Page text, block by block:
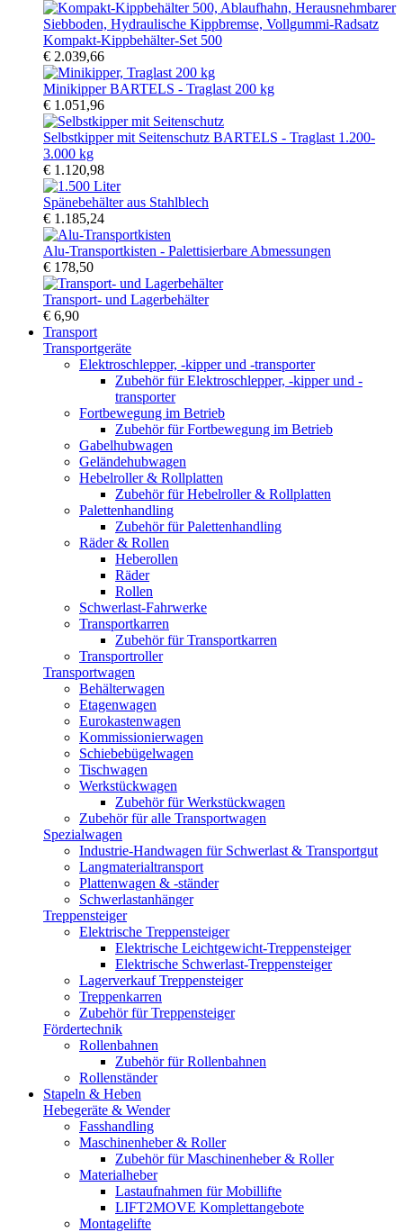
Kompakt-Kippbehälter-Set 500
€ 2.039,66
Minikipper BARTELS - Traglast 200 kg
€ 1.051,96
Selbstkipper mit Seitenschutz BARTELS - Traglast 1.200-
3.000 kg
€ 1.120,98
Spänebehälter aus Stahlblech
€ 1.185,24
Alu-Transportkisten - Palettisierbare Abmessungen
€ 178,50
Transport- und Lagerbehälter
€ 6,90
Transport
Transportgeräte
Elektroschlepper, -kipper und -transporter
Zubehör für Elektroschlepper, -kipper und -
transporter
Fortbewegung im Betrieb
Zubehör für Fortbewegung im Betrieb
Gabelhubwagen
Geländehubwagen
Hebelroller & Rollplatten
Zubehör für Hebelroller & Rollplatten
Palettenhandling
Zubehör für Palettenhandling
Räder & Rollen
Heberollen
Räder
Rollen
Schwerlast-Fahrwerke
Transportkarren
Zubehör für Transportkarren
Transportroller
Transportwagen
Behälterwagen
Etagenwagen
Eurokastenwagen
Kommissionierwagen
Schiebebügelwagen
Tischwagen
Werkstückwagen
Zubehör für Werkstückwagen
Zubehör für alle Transportwagen
Spezialwagen
Industrie-Handwagen für Schwerlast & Transportgut
Langmaterialtransport
Plattenwagen & -ständer
Schwerlastanhänger
Treppensteiger
Elektrische Treppensteiger
Elektrische Leichtgewicht-Treppensteiger
Elektrische Schwerlast-Treppensteiger
Lagerverkauf Treppensteiger
Treppenkarren
Zubehör für Treppensteiger
Fördertechnik
Rollenbahnen
Zubehör für Rollenbahnen
Rollenständer
Stapeln & Heben
Hebegeräte & Wender
Fasshandling
Maschinenheber & Roller
Zubehör für Maschinenheber & Roller
Materialheber
Lastaufnahmen für Mobillifte
LIFT2MOVE Komplettangebote
Montagelifte